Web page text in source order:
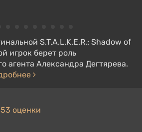
S.T.A.L.K.E.R.: Shadow of
игрок берет роль
агента Александра Дегтярева.
оценки